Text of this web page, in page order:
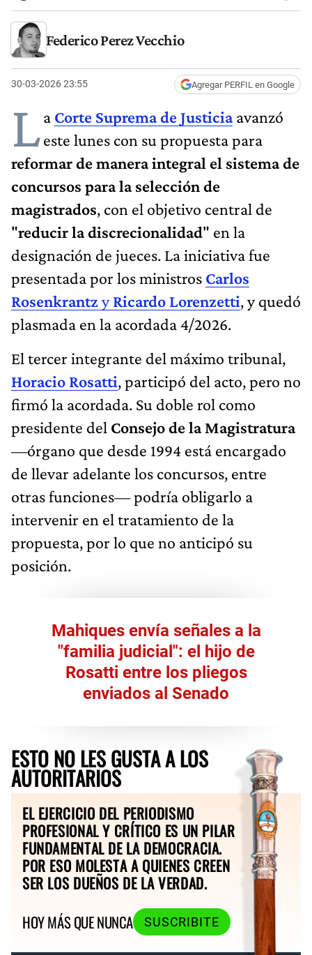
Federico Perez Vecchio
30-03-2026 23:55 Agregar PERFIL en Google
La Corte Suprema de Justiciaavanzó
este lunes con su propuesta para
reformar de manera integral el sistema de
concursos para la selección de
magistrados, con el objetivo central de
"reducir la discrecionalidad" en la
designación de jueces. La iniciativa fue
presentada por los ministros Carlos
RosenkrantzyRicardo Lorenzetti, y quedó
plasmada en la acordada 4/2026.
El tercer integrante del máximo tribunal,
Horacio Rosatti, participó del acto, pero no
firmó la acordada. Su doble rol como
presidente del Consejo de la Magistratura
—órgano que desde 1994 está encargado
de llevar adelante los concursos, entre
otras funciones— podría obligarlo a
intervenir en el tratamiento de la
propuesta, por lo que no anticipó su
posición.
Mahiques envía señales a la
"familia judicial": el hijo de
Rosatti entre los pliegos
enviados al Senado
ESTO NO LES GUSTA A LOS
AUTORITARIOS
EL EJERCICIO DEL PERIODISMO
PROFESIONAL Y CRÍTICO ES UN PILAR
FUNDAMENTAL DE LA DEMOCRACIA.
POR ESO MOLESTA A QUIENES CREEN
SER LOS DUEÑOS DE LA VERDAD.
HOY MÁS QUE NUNCA
SUSCRIBITE